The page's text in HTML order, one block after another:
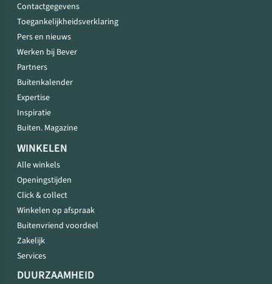
Contactgegevens
Toegankelijkheidsverklaring
Pers en nieuws
Werken bij Bever
Partners
Buitenkalender
Expertise
Inspiratie
Buiten. Magazine
WINKELEN
Alle winkels
Openingstijden
Click & collect
Winkelen op afspraak
Buitenvriend voordeel
Zakelijk
Services
DUURZAAMHEID